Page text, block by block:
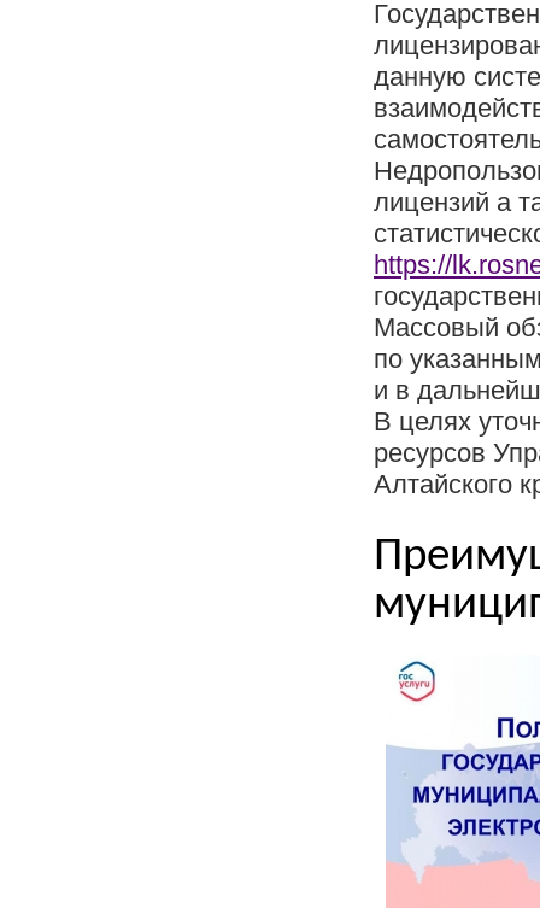
данную
лицензий а
https://
Массовый
по
и в
В целях
ресурсов
Алтайского